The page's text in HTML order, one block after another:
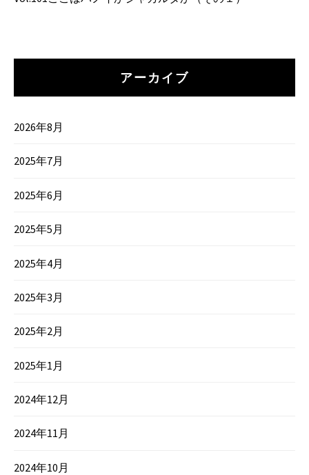
アーカイブ
2026年8月
2025年7月
2025年6月
2025年5月
2025年4月
2025年3月
2025年2月
2025年1月
2024年12月
2024年11月
2024年10月